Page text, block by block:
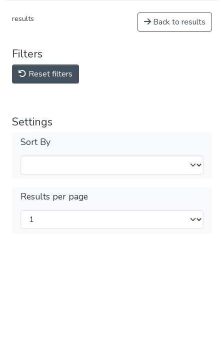
results Back to results
Filters
Reset filters
Settings
Sort By
Results per page